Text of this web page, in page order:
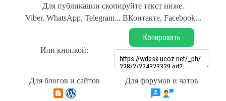
Для публикации скопируйте текст ниже.
Viber, WhatsApp, Telegram... ВКонтакте, Facebook...
Или кнопкой:
Копировать
Для блогов и сайтов Для форумов и чатов